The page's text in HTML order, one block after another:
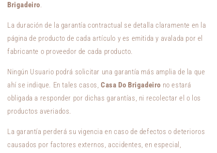
Brigadeiro.
La duración de la garantía contractual se detalla claramente en la
página de producto de cada artículo y es emitida y avalada por el
fabricante o proveedor de cada producto.
Ningún Usuario podrá solicitar una garantía más amplia de la que
ahí se indique. En tales casos,Casa Do Brigadeiro no estará
obligada a responder por dichas garantías, ni recolectar el o los
productos averiados.
La garantía perderá su vigencia en caso de defectos o deterioros
causados por factores externos, accidentes, en especial,